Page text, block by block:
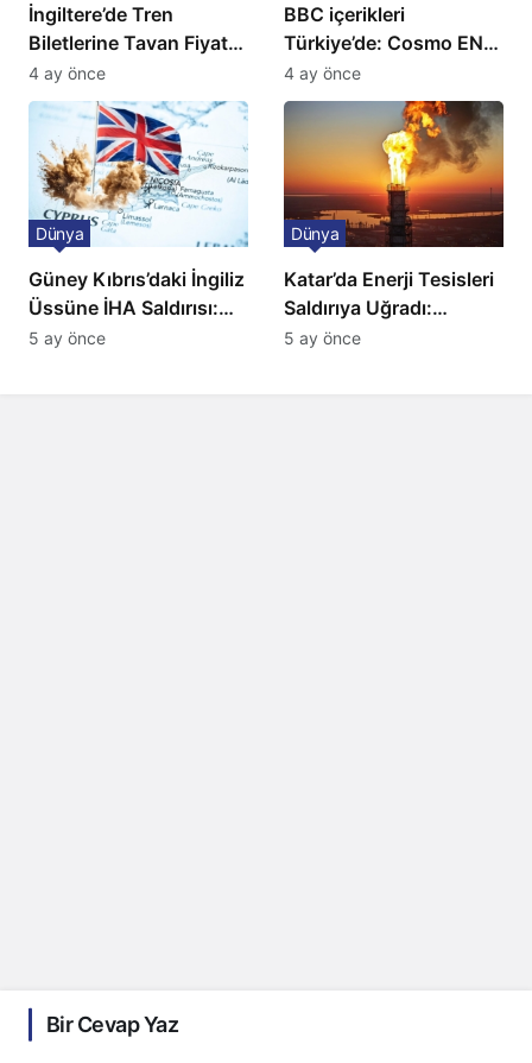
İngiltere’de Tren
Biletlerine Tavan Fiyat:
Ulaşımda Yeni
Düzenleme
4 ay önce
BBC içerikleri
Türkiye’de: Cosmo EN
ve BBC Player yayında
4 ay önce
Güney Kıbrıs’daki İngiliz
Üssüne İHA Saldırısı:
Patlama, Sirenler ve
Dünya
5 ay önce
Katar’da Enerji Tesisleri
Saldırıya Uğradı:
Avrupa’da Doğalgaz
Dünya
5 ay önce
Bir Cevap Yaz